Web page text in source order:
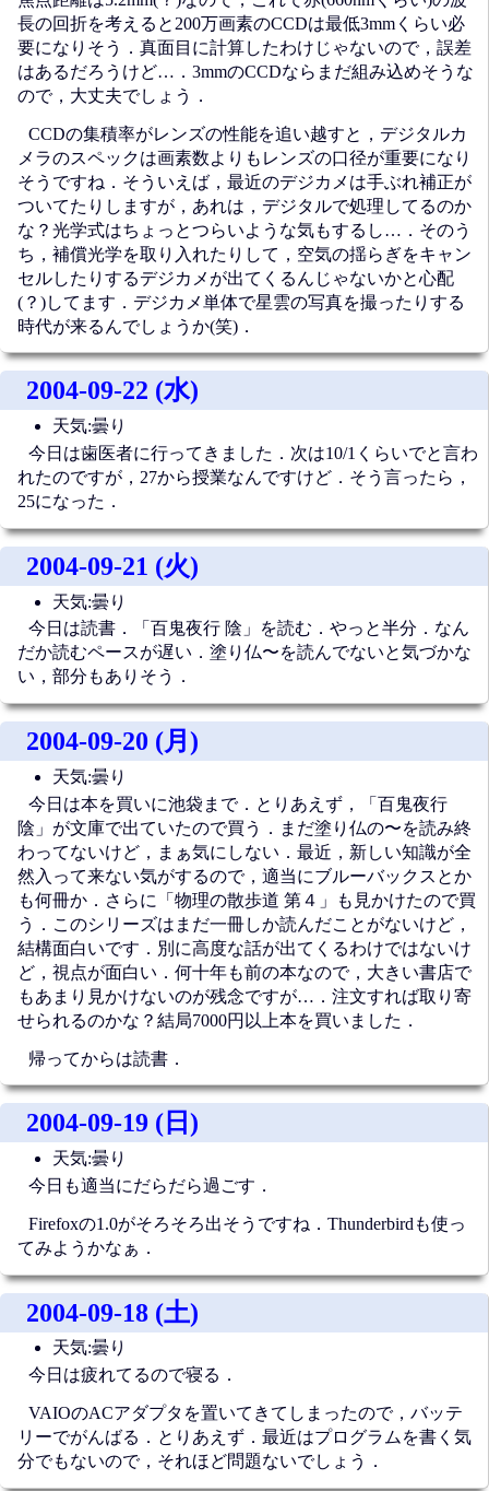
長の回折を考えると200万画素のCCDは最低3mmくらい必
要になりそう．真面目に計算したわけじゃないので，誤差
はあるだろうけど…．3mmのCCDならまだ組み込めそうな
ので，大丈夫でしょう．
CCDの集積率がレンズの性能を追い越すと，デジタルカ
メラのスペックは画素数よりもレンズの口径が重要になり
そうですね．そういえば，最近のデジカメは手ぶれ補正が
ついてたりしますが，あれは，デジタルで処理してるのか
な？光学式はちょっとつらいような気もするし…．そのう
ち，補償光学を取り入れたりして，空気の揺らぎをキャン
セルしたりするデジカメが出てくるんじゃないかと心配
(？)してます．デジカメ単体で星雲の写真を撮ったりする
時代が来るんでしょうか(笑)．
2004-09-22 (水)
天気:曇り
今日は歯医者に行ってきました．次は10/1くらいでと言わ
れたのですが，27から授業なんですけど．そう言ったら，
25になった．
2004-09-21 (火)
天気:曇り
今日は読書．「百鬼夜行 陰」を読む．やっと半分．なん
だか読むペースが遅い．塗り仏〜を読んでないと気づかな
い，部分もありそう．
2004-09-20 (月)
天気:曇り
今日は本を買いに池袋まで．とりあえず，「百鬼夜行
陰」が文庫で出ていたので買う．まだ塗り仏の〜を読み終
わってないけど，まぁ気にしない．最近，新しい知識が全
然入って来ない気がするので，適当にブルーバックスとか
も何冊か．さらに「物理の散歩道 第４」も見かけたので買
う．このシリーズはまだ一冊しか読んだことがないけど，
結構面白いです．別に高度な話が出てくるわけではないけ
ど，視点が面白い．何十年も前の本なので，大きい書店で
もあまり見かけないのが残念ですが…．注文すれば取り寄
せられるのかな？結局7000円以上本を買いました．
帰ってからは読書．
2004-09-19 (日)
天気:曇り
今日も適当にだらだら過ごす．
Firefoxの1.0がそろそろ出そうですね．Thunderbirdも使っ
てみようかなぁ．
2004-09-18 (土)
天気:曇り
今日は疲れてるので寝る．
VAIOのACアダプタを置いてきてしまったので，バッテ
リーでがんばる．とりあえず．最近はプログラムを書く気
分でもないので，それほど問題ないでしょう．